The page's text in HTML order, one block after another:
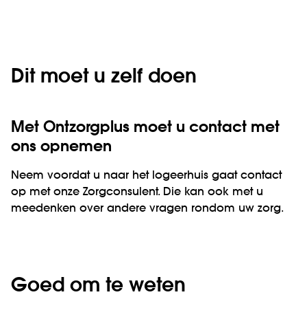
Dit moet u zelf doen
Met Ontzorgplus moet u contact met
ons opnemen
Neem voordat u naar het logeerhuis gaat contact
op met onze Zorgconsulent. Die kan ook met u
meedenken over andere vragen rondom uw zorg.
Goed om te weten